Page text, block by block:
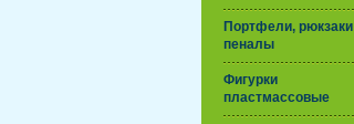
Портфели,
пеналы
Фигурки
пластмассовые